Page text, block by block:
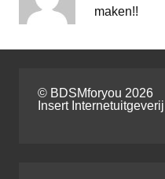
maken!!
© BDSMforyou 2026
Insert Internetuitgeverij